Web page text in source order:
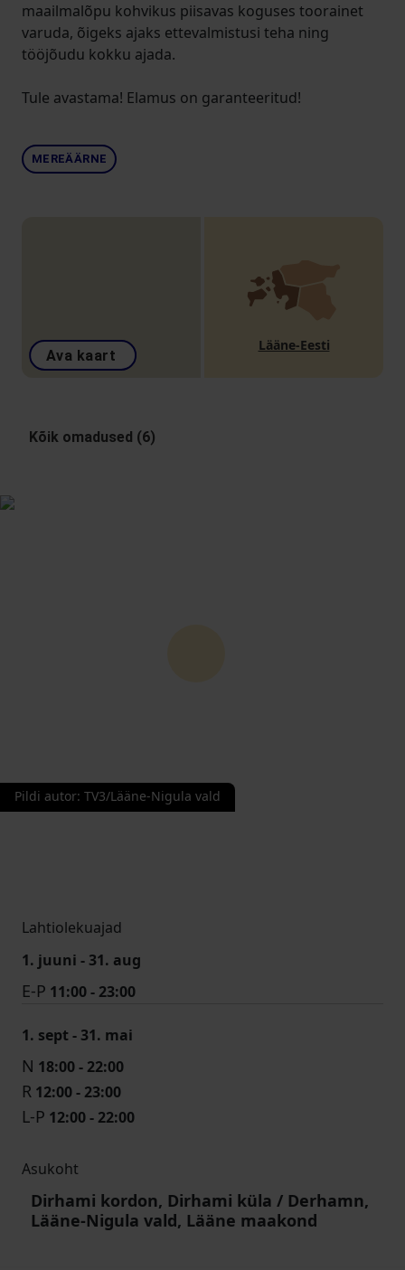
maailmalõpu kohvikus piisavas koguses toorainet
varuda, õigeks ajaks ettevalmistusi teha ning
tööjõudu kokku ajada.
Tule avastama! Elamus on garanteeritud!
MEREÄÄRNE
Ava kaart
Lääne-Eesti
Kõik omadused (6)
Pildi autor: TV3/Lääne-Nigula vald
Lahtiolekuajad
1. juuni - 31. aug
E-P 11:00 - 23:00
1. sept - 31. mai
N 18:00 - 22:00
R 12:00 - 23:00
L-P 12:00 - 22:00
Asukoht
Dirhami kordon, Dirhami küla / Derhamn,
Lääne-Nigula vald, Lääne maakond